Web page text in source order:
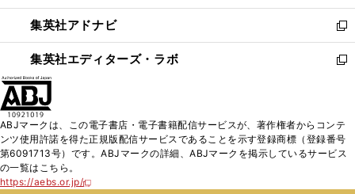
開
く
ウ
で
開
く
ン
ド
ウ
で
ウ
ィ
ン
ド
く
集英社アドナビ
新
し
い
ド
ウ
で
集英社エディターズ・ラボ
新
ィ
ン
ABJマークは、この電子書店・電子書籍配信サービスが、著作権者からコンテ
ンツ使用許諾を得た正規版配信サービスであることを示す登録商標（登録番号
第6091713号）です。ABJマークの詳細、ABJマークを掲示しているサービス
の一覧はこちら。
https://aebs.or.jp/
新